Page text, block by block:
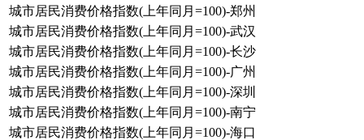
城市居民消费价格指数(上年同月=100)-郑州
城市居民消费价格指数(上年同月=100)-武汉
城市居民消费价格指数(上年同月=100)-长沙
城市居民消费价格指数(上年同月=100)-广州
城市居民消费价格指数(上年同月=100)-深圳
城市居民消费价格指数(上年同月=100)-南宁
城市居民消费价格指数(上年同月=100)-海口